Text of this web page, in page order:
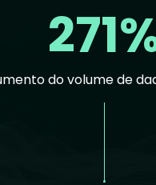
do volume de